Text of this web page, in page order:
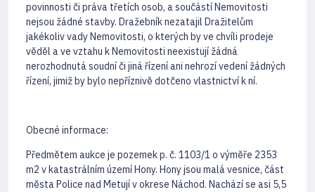
povinnosti či práva třetích osob, a součástí Nemovitosti
nejsou žádné stavby. Dražebník nezatajil Dražitelům
jakékoliv vady Nemovitosti, o kterých by ve chvíli prodeje
věděl a ve vztahu k Nemovitosti neexistují žádná
nerozhodnutá soudní či jiná řízení ani nehrozí vedení žádných
řízení, jimiž by bylo nepříznivě dotčeno vlastnictví k ní.
Obecné informace:
Předmětem aukce je pozemek p. č. 1103/1 o výměře 2353
m2 v katastrálním území Hony. Hony jsou malá vesnice, část
města Police nad Metují v okrese Náchod. Nachází se asi 5,5